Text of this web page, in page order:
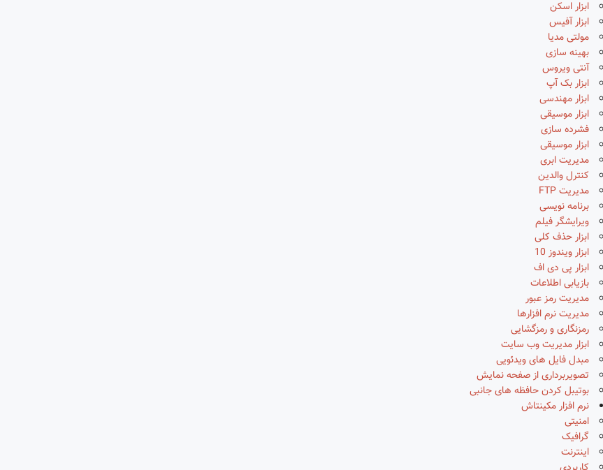
ابزار اسکن
ابزار آفیس
مولتی مدیا
بهینه سازی
آنتی ویروس
ابزار بک آپ
ابزار مهندسی
ابزار موسیقی
فشرده سازی
ابزار موسیقی
مدیریت ابری
کنترل والدین
مدیریت FTP
برنامه نویسی
ویرایشگر فیلم
ابزار حذف کلی
ابزار ویندوز 10
ابزار پی دی اف
بازیابی اطلاعات
مدیریت رمز عبور
مدیریت نرم افزارها
رمزنگاری و رمزگشایی
ابزار مدیریت وب سایت
مبدل فایل های ویدئویی
تصویربرداری از صفحه نمایش
بوتیبل کردن حافظه های جانبی
نرم افزار مکینتاش
امنیتی
گرافیک
اینترنت